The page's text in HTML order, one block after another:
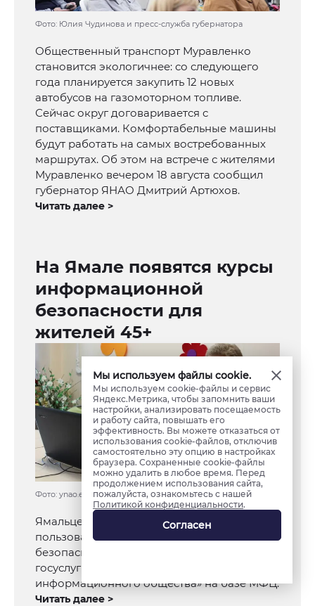
Фото: Юлия Чудинова и пресс-служба губернатора
Общественный транспорт Муравленко
становится экологичнее: со следующего
года планируется закупить 12 новых
автобусов на газомоторном топливе.
Сейчас округ договаривается с
поставщиками. Комфортабельные машины
будут работать на самых востребованных
маршрутах. Об этом на встрече с жителями
Муравленко вечером 18 августа сообщил
губернатор ЯНАО Дмитрий Артюхов.
Читать далее >
На Ямале появятся курсы
информационной
безопасности для
жителей 45+
Фото: ynao.er.ru
Ямальцев от 45 лет и старше научат
пользоваться интернетом и смартфоном
безопасно. Освоить онлайн-покупки и
госуслуги будут помогать «Волонтеры
информационного общества» на базе МФЦ.
Читать далее >
Мы используем файлы cookie.
Мы используем cookie-файлы и сервис
Яндекс.Метрика, чтобы запомнить ваши
настройки, анализировать посещаемость
и работу сайта, повышать его
эффективность. Вы можете отказаться от
использования cookie-файлов, отключив
самостоятельно эту опцию в настройках
браузера. Сохраненные cookie-файлы
можно удалить в любое время. Перед
продолжением использования сайта,
пожалуйста, ознакомьтесь с нашей
Политикой конфиденциальности.
Согласен